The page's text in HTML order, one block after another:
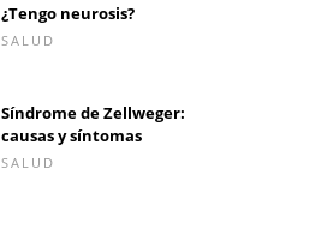
¿Tengo neurosis?
SALUD
Síndrome de Zellweger:
causas y síntomas
SALUD